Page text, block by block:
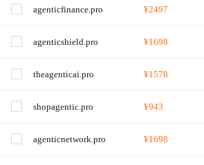
agenticfinance.pro ¥2497
agenticshield.pro ¥1698
theagenticai.pro ¥1578
shopagentic.pro ¥943
agenticnetwork.pro ¥1698